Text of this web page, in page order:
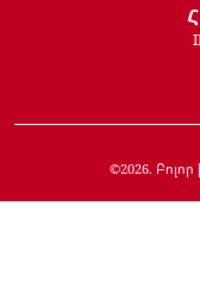
©2026.